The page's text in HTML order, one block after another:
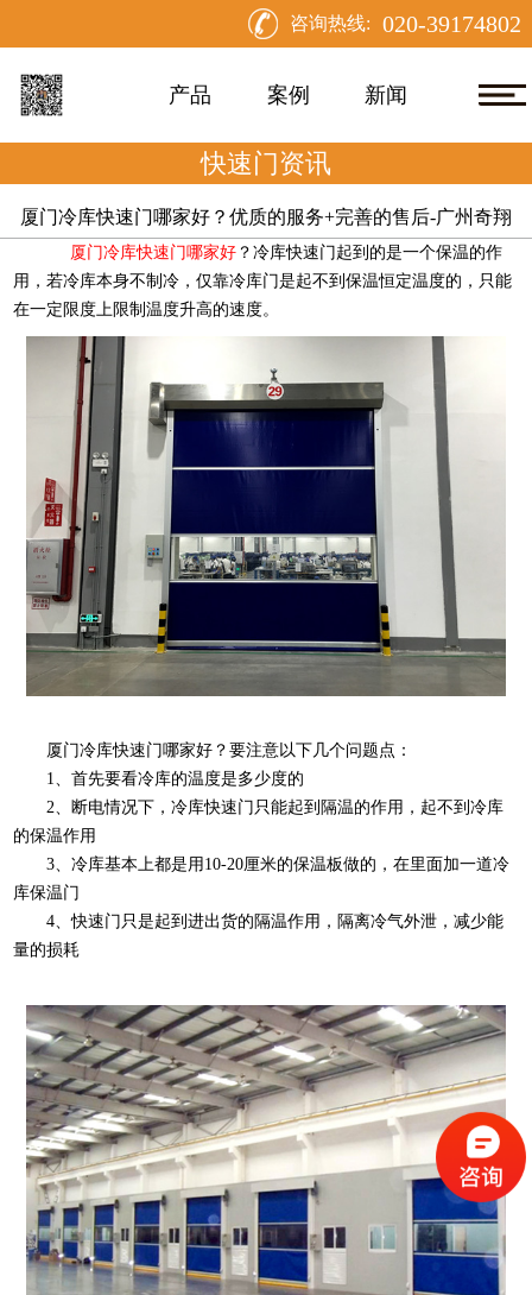
咨询热线: 020-39174802
产品 案例 新闻
快速门资讯
厦门冷库快速门哪家好？优质的服务+完善的售后-广州奇翔
厦门冷库快速门哪家好 ？冷库快速门起到的是一个保温的作
用，若冷库本身不制冷，仅靠冷库门是起不到保温恒定温度的，只能
在一定限度上限制温度升高的速度。
厦门冷库快速门哪家好？要注意以下几个问题点：
1、首先要看冷库的温度是多少度的
2、断电情况下，冷库快速门只能起到隔温的作用，起不到冷库
的保温作用
3、冷库基本上都是用10-20厘米的保温板做的，在里面加一道冷
库保温门
4、快速门只是起到进出货的隔温作用，隔离冷气外泄，减少能
量的损耗